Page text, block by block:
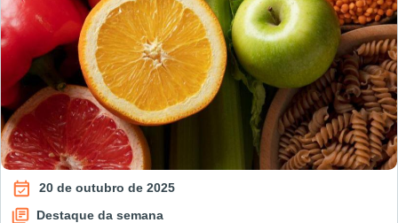
20 de outubro de 2025
Destaque da semana